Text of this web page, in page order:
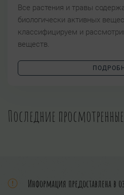
Все растения и травы
биологически активных
классифицируем и
веществ.
Последние просмотренные
Информация предоставлена в